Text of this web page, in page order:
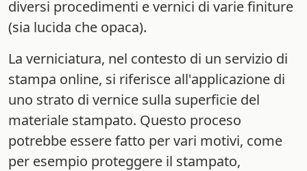
diversi procedimenti e vernici di varie finiture
(sia lucida che opaca).
La verniciatura, nel contesto di un servizio di
stampa online, si riferisce all'applicazione di
uno strato di vernice sulla superficie del
materiale stampato. Questo proceso
potrebbe essere fatto per vari motivi, come
per esempio proteggere il stampato,